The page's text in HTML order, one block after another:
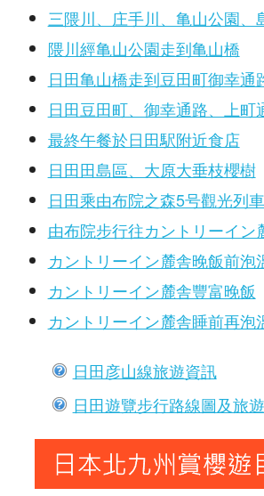
三隈川、庄手川、亀山公園、
隈川經亀山公園走到亀山橋
日田亀山橋走到豆田町御幸通
日田豆田町、御幸通路、上町
最終午餐於日田駅附近食店
日田田島區、大原大垂枝櫻樹
日田乘由布院之森5号觀光列
由布院步行往カントリーイン
カントリーイン麓舎晚飯前泡
カントリーイン麓舎豐富晚飯
カントリーイン麓舎睡前再泡
日田彦山線旅遊資訊
日田遊覽步行路線圖及旅